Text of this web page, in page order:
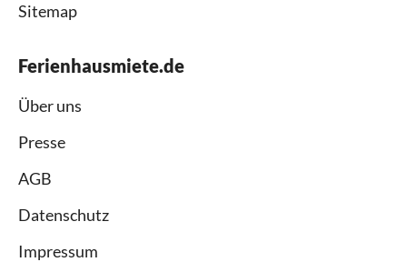
Sitemap
Ferienhausmiete.de
Über uns
Presse
AGB
Datenschutz
Impressum